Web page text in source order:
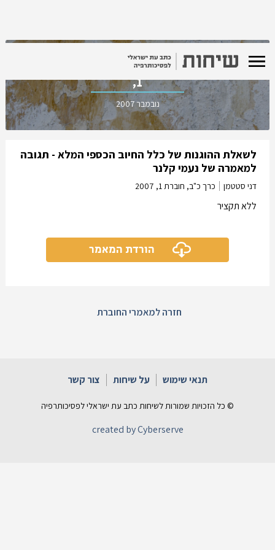
כרך כ"ב, חוברת
1,
נובמבר 2007
לשאלת ההוגנות של כלל החיוב הכספי המלא - תגובה
למאמרה של נעמי קלנר
דני סטטמן כרך כ"ב, חוברת 1, 2007
ללא תקציר
הורדת המאמר
חזרה למאמרי החוברת
תנאי שימוש על שיחות צור קשר
© כל הזכויות שמורות לשיחות כתב עת ישראלי לפסיכותרפיה
created by Cyberserve